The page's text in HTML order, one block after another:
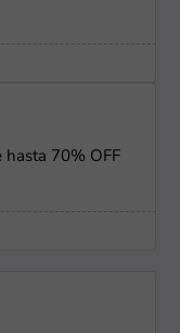
hasta 70% OFF